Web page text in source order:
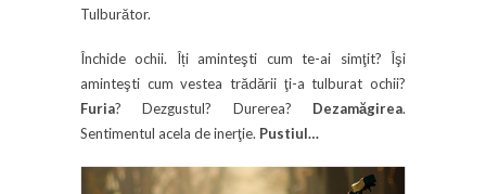
Tulburător.
Închide ochii. Îți aminteşti cum te-ai simţit? Îşi
aminteşti cum vestea trădării ţi-a tulburat ochii?
Furia? Dezgustul? Durerea? Dezamăgirea.
Sentimentul acela de inerţie. Pustiul…